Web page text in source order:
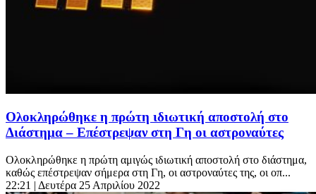
Ολοκληρώθηκε η πρώτη ιδιωτική αποστολή στο
Διάστημα – Επέστρεψαν στη Γη οι αστροναύτες
Ολοκληρώθηκε η πρώτη αμιγώς ιδιωτική αποστολή στο διάστημα,
καθώς επέστρεψαν σήμερα στη Γη, οι αστροναύτες της, οι οπ...
22:21 | Δευτέρα 25 Απριλίου 2022